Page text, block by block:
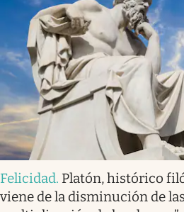
Felicidad. Platón, histórico
viene de la disminución de